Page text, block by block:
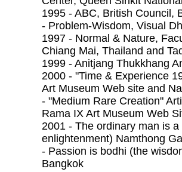
1995 - ABC, British Council,
- Problem-Wisdom, Visual
1997 - Normal & Nature,
Chiang Mai, Thailand and
1999 - Anitjang Thukkhang
2000 - "Time & Experience
Art Museum Web site and
- "Medium Rare Creation"
Rama IX Art Museum Web
2001 - The ordinary man is
enlightenment) Namthong
- Passion is bodhi (the
Bangkok